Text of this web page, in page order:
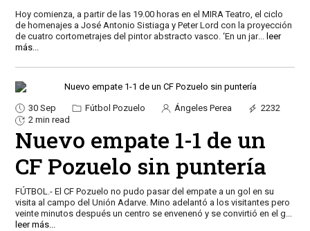
Hoy comienza, a partir de las 19.00 horas en el MIRA Teatro, el ciclo
de homenajes a José Antonio Sistiaga y Peter Lord con la proyección
de cuatro cortometrajes del pintor abstracto vasco. ‘En un jar...
leer
más...
30 Sep Fútbol Pozuelo Ángeles Perea
2232
2 min read
Nuevo empate 1-1 de un
CF Pozuelo sin puntería
FÚTBOL.- El CF Pozuelo no pudo pasar del empate a un gol en su
visita al campo del Unión Adarve. Mino adelantó a los visitantes pero
veinte minutos después un centro se envenenó y se convirtió en el g...
leer más...